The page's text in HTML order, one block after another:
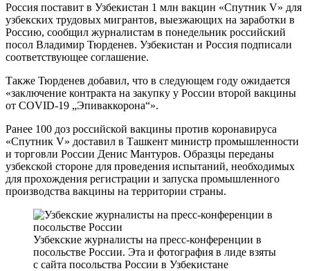
Россия поставит в Узбекистан 1 млн вакцин «Спутник V» для
узбекских трудовых мигрантов, выезжающих на заработки в
Россию, сообщил журналистам в понедельник российский
посол Владимир Тюрденев. Узбекистан и Россия подписали
соответствующее соглашение.
Также Тюрденев добавил, что в следующем году ожидается
«заключение контракта на закупку у России второй вакцины
от COVID-19 „Эпиваккорона“».
Ранее 100 доз российской вакцины против коронавируса
«Cпутник V» доставил в Ташкент министр промышленности
и торговли России Денис Мантуров. Образцы переданы
узбекской стороне для проведения испытаний, необходимых
для прохождения регистрации и запуска промышленного
производства вакцины на территории страны.
Узбекские журналисты на пресс-конференции в
посольстве России. Эта и фотография в лиде взяты
с сайта посольства России в Узбекистане